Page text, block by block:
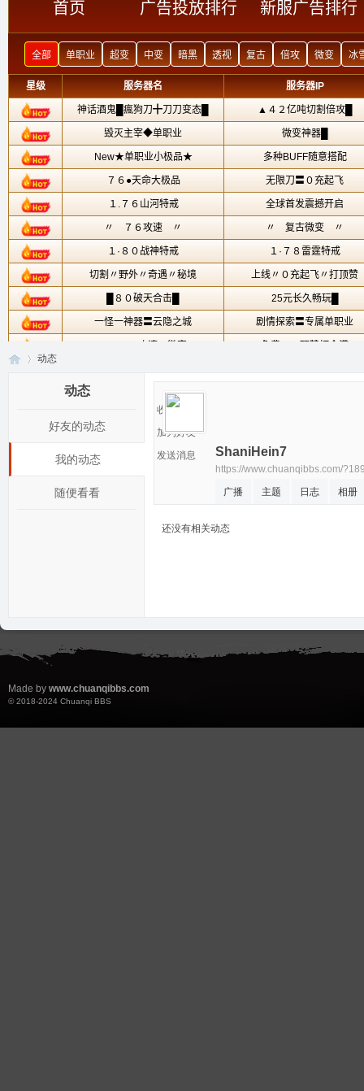
动态
动态
好友的动态
我的动态
随便看看
收听TA
加为好友
发送消息
ShaniHein7
https://www.chuanqibbs.com/
广播
主题 日志 相册
还没有相关动态
Made by www.chuanqibbs.com
© 2018-2024 Chuanqi BBS